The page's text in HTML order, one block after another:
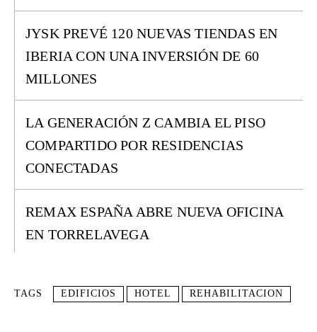
JYSK PREVÉ 120 NUEVAS TIENDAS EN
IBERIA CON UNA INVERSIÓN DE 60
MILLONES
LA GENERACIÓN Z CAMBIA EL PISO
COMPARTIDO POR RESIDENCIAS
CONECTADAS
REMAX ESPAÑA ABRE NUEVA OFICINA
EN TORRELAVEGA
TAGS EDIFICIOS HOTEL REHABILITACION